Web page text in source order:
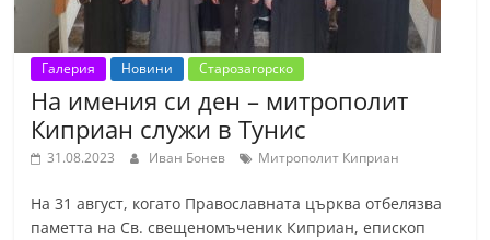
Галерия Новини Старозагорско
На имения си ден – митрополит
Киприан служи в Тунис
31.08.2023 Иван Бонев Митрополит Киприан
На 31 август, когато Православната църква отбелязва
паметта на Св. свещеномъченик Киприан, епископ